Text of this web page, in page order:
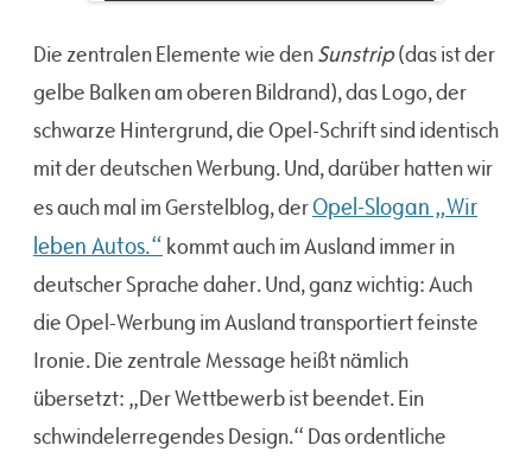
Die zentralen Elemente wie denSunstrip(das ist der
gelbe Balken am oberen Bildrand), das Logo, der
schwarze Hintergrund, die Opel-Schrift sind identisch
mit der deutschen Werbung. Und, darüber hatten wir
es auch mal im Gerstelblog, derOpel-Slogan „Wir
leben Autos.“ kommt auch im Ausland immer in
deutscher Sprache daher. Und, ganz wichtig: Auch
die Opel-Werbung im Ausland transportiert feinste
Ironie. Die zentrale Message heißt nämlich
übersetzt: „Der Wettbewerb ist beendet. Ein
schwindelerregendes Design.“ Das ordentliche